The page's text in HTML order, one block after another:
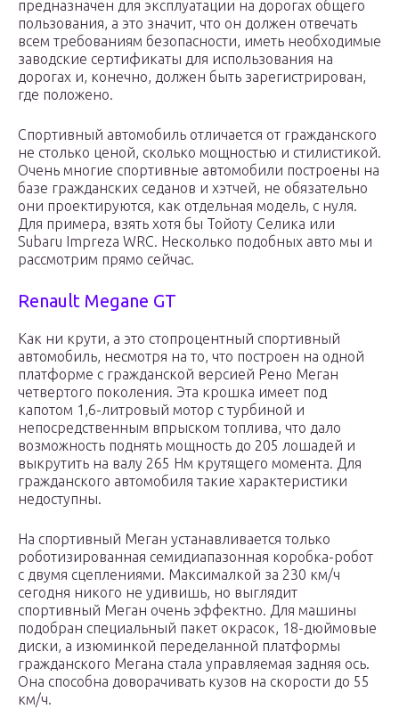
предназначен для эксплуатации на дорогах общего
пользования, а это значит, что он должен отвечать
всем требованиям безопасности, иметь необходимые
заводские сертификаты для использования на
дорогах и, конечно, должен быть зарегистрирован,
где положено.
Спортивный автомобиль отличается от гражданского
не столько ценой, сколько мощностью и стилистикой.
Очень многие спортивные автомобили построены на
базе гражданских седанов и хэтчей, не обязательно
они проектируются, как отдельная модель, с нуля.
Для примера, взять хотя бы Тойоту Селика или
Subaru Impreza WRC. Несколько подобных авто мы и
рассмотрим прямо сейчас.
Renault Megane GT
Как ни крути, а это стопроцентный спортивный
автомобиль, несмотря на то, что построен на одной
платформе с гражданской версией Рено Меган
четвертого поколения. Эта крошка имеет под
капотом 1,6-литровый мотор с турбиной и
непосредственным впрыском топлива, что дало
возможность поднять мощность до 205 лошадей и
выкрутить на валу 265 Нм крутящего момента. Для
гражданского автомобиля такие характеристики
недоступны.
На спортивный Меган устанавливается только
роботизированная семидиапазонная коробка-робот
с двумя сцеплениями. Максималкой за 230 км/ч
сегодня никого не удивишь, но выглядит
спортивный Меган очень эффектно. Для машины
подобран специальный пакет окрасок, 18-дюймовые
диски, а изюминкой переделанной платформы
гражданского Мегана стала управляемая задняя ось.
Она способна доворачивать кузов на скорости до 55
км/ч.